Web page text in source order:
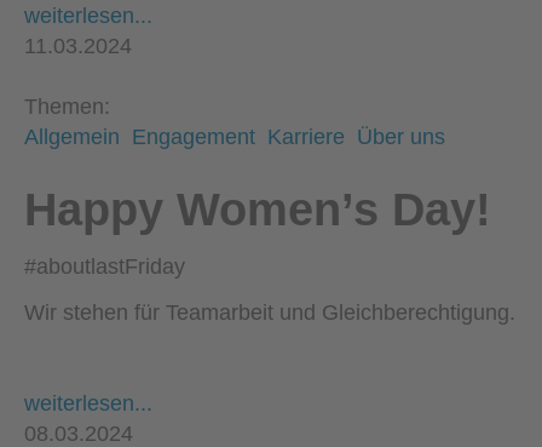
weiterlesen...
11.03.2024
Themen:
Allgemein Engagement Karriere Über uns
Happy Women’s Day!
#aboutlastFriday
Wir stehen für Teamarbeit und Gleichberechtigung.
weiterlesen...
08.03.2024